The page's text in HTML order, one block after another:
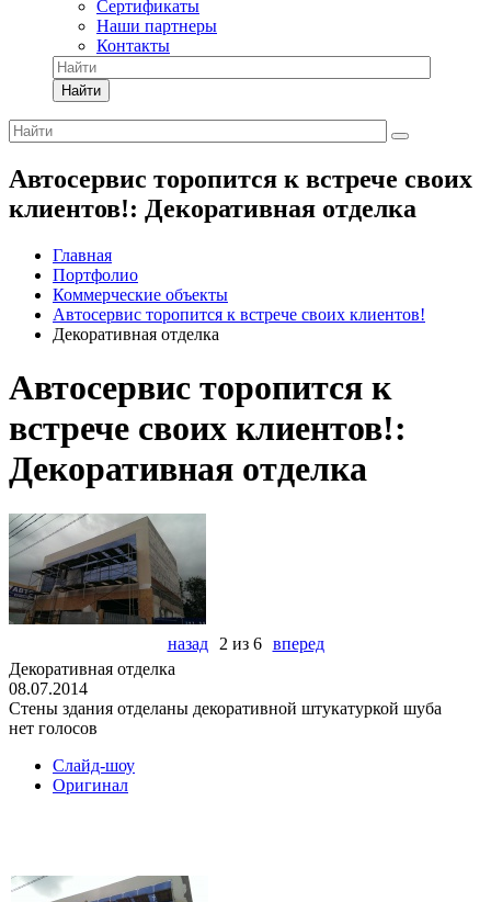
Сертификаты
Наши партнеры
Контакты
Найти
Автосервис торопится к встрече своих
клиентов!: Декоративная отделка
Главная
Портфолио
Коммерческие объекты
Автосервис торопится к встрече своих клиентов!
Декоративная отделка
Автосервис торопится к
встрече своих клиентов!:
Декоративная отделка
назад 2 из 6
вперед
Декоративная отделка
08.07.2014
Стены здания отделаны декоративной штукатуркой шуба
нет голосов
Слайд-шоу
Оригинал